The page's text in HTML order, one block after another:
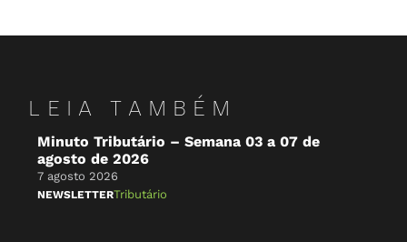
LEIA TAMBÉM
Minuto Tributário – Semana 03 a 07 de
agosto de 2026
7 agosto 2026
NEWSLETTERTributário